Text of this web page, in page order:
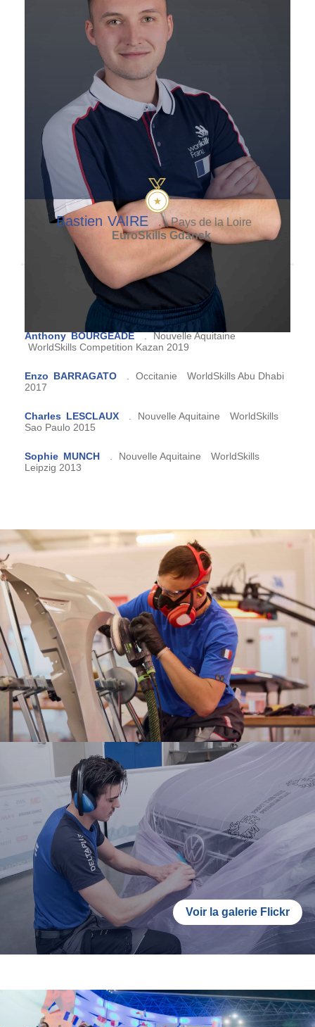
Bastien VAIRE .
Pays de la Loire
EuroSkills Gdansk
BERTHELIER . Grand Est
WorldSkills
Competition Special Edition 2022
Anthony BOURGEADE . Nouvelle Aquitaine
WorldSkills Competition Kazan 2019
Enzo BARRAGATO Occitanie
WorldSkills Abu Dhabi
2017
Charles LESCLAUX Nouvelle Aquitaine
WorldSkills
Sao Paulo 2015
Sophie MUNCH Nouvelle Aquitaine
WorldSkills
Leipzig 2013
Voir la galerie Flickr